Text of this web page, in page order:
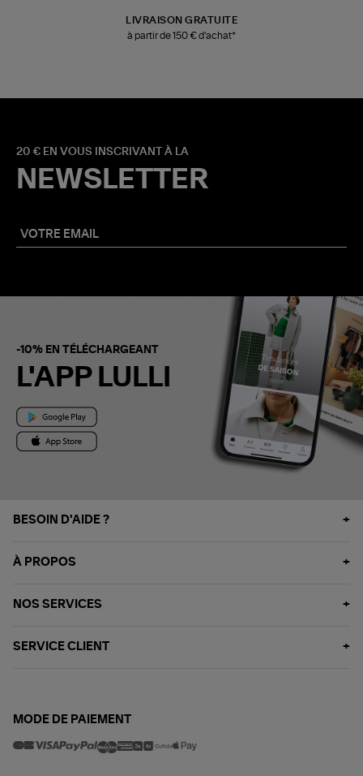
LIVRAISON GRATUITE
à partir de 150 € d'achat*
20 € EN VOUS INSCRIVANT À LA
NEWSLETTER
-10% EN TÉLÉCHARGEANT
L'APP LULLI
BESOIN D'AIDE ?
À PROPOS
NOS SERVICES
SERVICE CLIENT
MODE DE PAIEMENT